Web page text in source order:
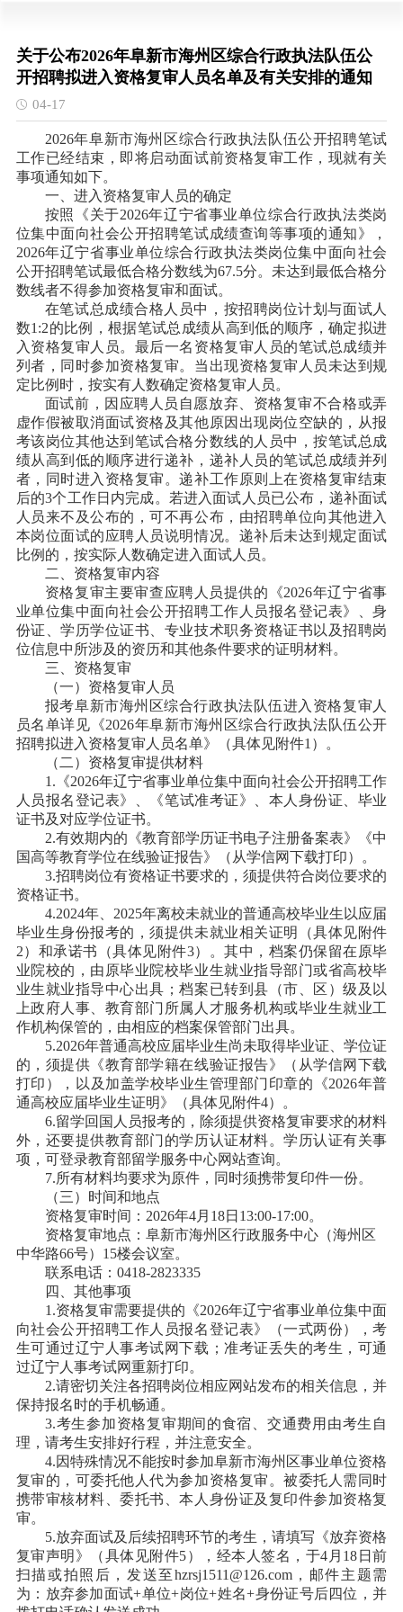
关于公布2026年阜新市海州区综合行政执法队伍公
开招聘拟进入资格复审人员名单及有关安排的通知
04-17
2026年阜新市海州区综合行政执法队伍公开招聘笔试
工作已经结束，即将启动面试前资格复审工作，现就有关
事项通知如下。
一、进入资格复审人员的确定
按照《关于2026年辽宁省事业单位综合行政执法类岗
位集中面向社会公开招聘笔试成绩查询等事项的通知》，
2026年辽宁省事业单位综合行政执法类岗位集中面向社会
公开招聘笔试最低合格分数线为67.5分。未达到最低合格分
数线者不得参加资格复审和面试。
在笔试总成绩合格人员中，按招聘岗位计划与面试人
数1:2的比例，根据笔试总成绩从高到低的顺序，确定拟进
入资格复审人员。最后一名资格复审人员的笔试总成绩并
列者，同时参加资格复审。当出现资格复审人员未达到规
定比例时，按实有人数确定资格复审人员。
面试前，因应聘人员自愿放弃、资格复审不合格或弄
虚作假被取消面试资格及其他原因出现岗位空缺的，从报
考该岗位其他达到笔试合格分数线的人员中，按笔试总成
绩从高到低的顺序进行递补，递补人员的笔试总成绩并列
者，同时进入资格复审。递补工作原则上在资格复审结束
后的3个工作日内完成。若进入面试人员已公布，递补面试
人员来不及公布的，可不再公布，由招聘单位向其他进入
本岗位面试的应聘人员说明情况。递补后未达到规定面试
比例的，按实际人数确定进入面试人员。
二、资格复审内容
资格复审主要审查应聘人员提供的《2026年辽宁省事
业单位集中面向社会公开招聘工作人员报名登记表》、身
份证、学历学位证书、专业技术职务资格证书以及招聘岗
位信息中所涉及的资历和其他条件要求的证明材料。
三、资格复审
（一）资格复审人员
报考阜新市海州区综合行政执法队伍进入资格复审人
员名单详见《2026年阜新市海州区综合行政执法队伍公开
招聘拟进入资格复审人员名单》（具体见附件1）。
（二）资格复审提供材料
1.《2026年辽宁省事业单位集中面向社会公开招聘工作
人员报名登记表》
《笔试准考证》、本人身份证、毕业
证书及对应学位证书。
2.有效期内的《教育部学历证书电子注册备案表》《中
国高等教育学位在线验证报告》（从学信网下载打印）。
3.招聘岗位有资格证书要求的，须提供符合岗位要求的
资格证书。
4.2024年、2025年离校未就业的普通高校毕业生以应届
毕业生身份报考的，须提供未就业相关证明（具体见附件
2）和承诺书（具体见附件3）。其中，档案仍保留在原毕
业院校的，由原毕业院校毕业生就业指导部门或省高校毕
业生就业指导中心出具；档案已转到县（市、区）级及以
上政府人事、教育部门所属人才服务机构或毕业生就业工
作机构保管的，由相应的档案保管部门出具。
5.2026年普通高校应届毕业生尚未取得毕业证、学位证
的，须提供《教育部学籍在线验证报告》（从学信网下载
打印），以及加盖学校毕业生管理部门印章的《2026年普
通高校应届毕业生证明》（具体见附件4）。
6.留学回国人员报考的，除须提供资格复审要求的材料
外，还要提供教育部门的学历认证材料。学历认证有关事
项，可登录教育部留学服务中心网站查询。
7.所有材料均要求为原件，同时须携带复印件一份。
（三）时间和地点
资格复审时间： 2026年4月18日13:00-17:00。
资格复审地点 ：阜新市海州区行政服务中心（海州区
中华路66号）15楼会议室。
联系电话： 0418-2823335
四
、其他事项
1.资格复审需要提供的《2026年辽宁省事业单位集中面
向社会公开招聘工作人员报名登记表》（一式两份），考
生可通过辽宁人事考试网下载；准考证丢失的考生，可通
过辽宁人事考试网重新打印。
2.请密切关注各招聘岗位相应网站发布的相关信息，并
保持报名时的手机畅通。
3.考生参加资格复审期间的食宿、交通费用由考生自
理，请考生安排好行程，并注意安全。
4.因特殊情况不能按时参加阜新市海州区事业单位资格
复审的，可委托他人代为参加资格复审。被委托人需同时
携带审核材料、委托书、本人身份证及复印件参加资格复
审。
5.放弃面试及后续招聘环节的考生，请填写《放弃资格
复审声明》（具体见附件5），经本人签名，于4月18日前
扫描或拍照后，发送至hzrsj1511@126.com，邮件主题需
为：放弃参加面试+单位+岗位+姓名+身份证号后四位，并